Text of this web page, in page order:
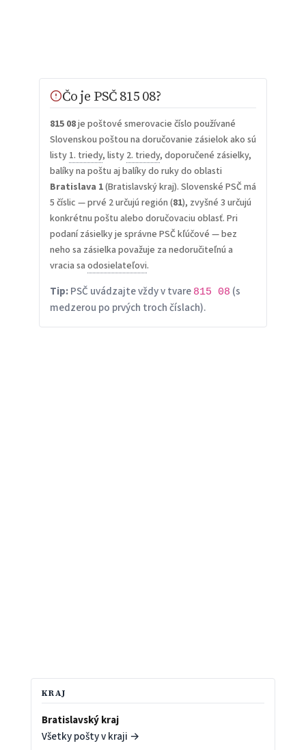
Čo je PSČ 815 08?
815 08je poštové smerovacie číslo používané
Slovenskou poštou na doručovanie zásielok ako sú
listy 1. triedy, listy 2. triedy, doporučené zásielky,
balíky na poštu aj balíky do ruky do oblasti
Bratislava 1(Bratislavský kraj). Slovenské PSČ má
5 číslic — prvé 2 určujú región (81), zvyšné 3 určujú
konkrétnu poštu alebo doručovaciu oblasť. Pri
podaní zásielky je správne PSČ kľúčové — bez
neho sa zásielka považuje za nedoručiteľnú a
vracia sa odosielateľovi.
Tip:PSČ uvádzajte vždy v tvare 815 08 (s
medzerou po prvých troch číslach).
KRAJ
Bratislavský kraj
Všetky pošty v kraji →